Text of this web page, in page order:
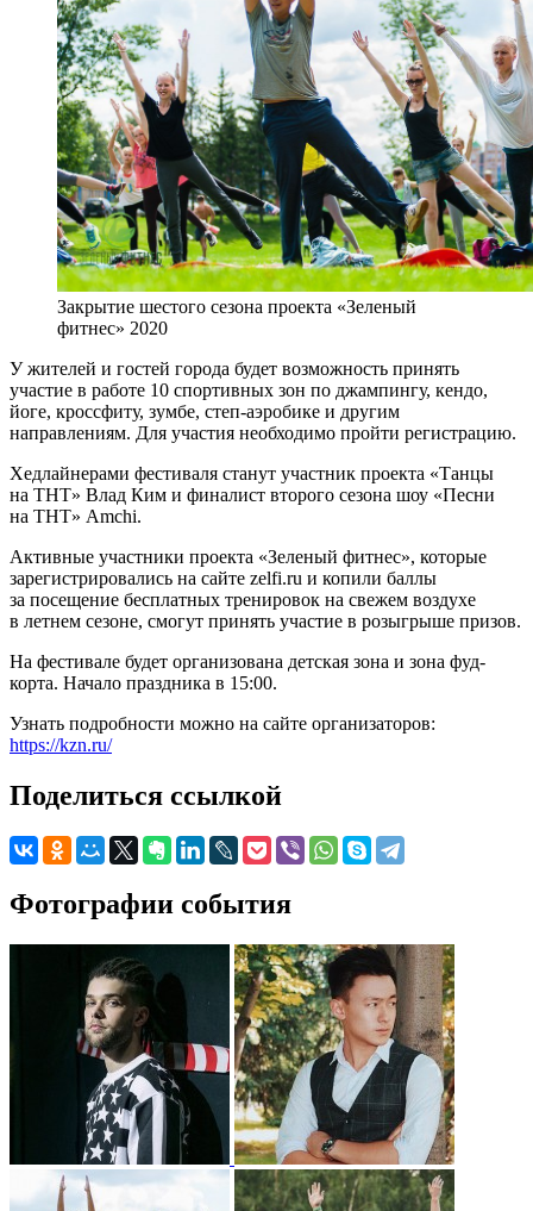
Закрытие шестого сезона проекта «Зеленый
фитнес» 2020
У жителей и гостей города будет возможность принять
участие в работе 10 спортивных зон по джампингу, кендо,
йоге, кроссфиту, зумбе, степ-аэробике и другим
направлениям. Для участия необходимо пройти регистрацию.
Хедлайнерами фестиваля станут участник проекта «Танцы
на ТНТ» Влад Ким и финалист второго сезона шоу «Песни
на ТНТ» Amchi.
Активные участники проекта «Зеленый фитнес», которые
зарегистрировались на сайте zelfi.ru и копили баллы
за посещение бесплатных тренировок на свежем воздухе
в летнем сезоне, смогут принять участие в розыгрыше призов.
На фестивале будет организована детская зона и зона фуд-
корта. Начало праздника в 15:00.
Узнать подробности можно на сайте организаторов:
https://kzn.ru/
Поделиться ссылкой
Фотографии события